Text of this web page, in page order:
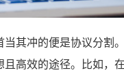
冲的便是协议分割
高效的途径。比如，